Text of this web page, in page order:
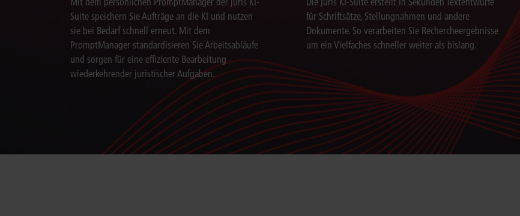
Suite speichern Sie Aufträge an die KI und nutzen
sie bei Bedarf schnell erneut. Mit dem
PromptManager standardisieren Sie Arbeitsabläufe
und sorgen für eine effiziente Bearbeitung
wiederkehrender juristischer Aufgaben.
für Schriftsätze, Stellungnahmen und andere
Dokumente. So verarbeiten Sie Rechercheergebnisse
um ein Vielfaches schneller weiter als bislang.